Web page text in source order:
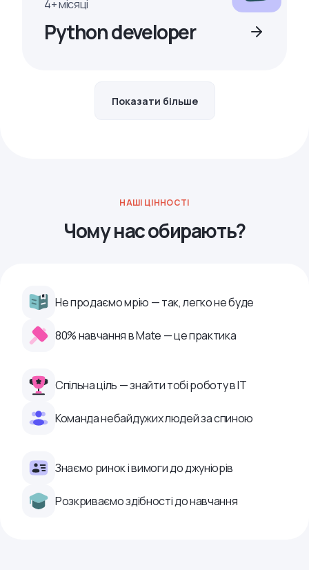
4+ місяці
Python developer
Показати більше
НАШІ ЦІННОСТІ
Чому нас обирають?
Не продаємо мрію — так, легко не буде
80% навчання в Mate — це практика
Спільна ціль — знайти тобі роботу в ІТ
Команда небайдужих людей за спиною
Знаємо ринок і вимоги до джуніорів
Розкриваємо здібності до навчання